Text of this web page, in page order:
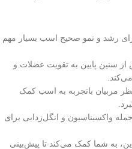
رشد و نمو صحیح اسب بسیار مهم
پایین به تقویت عضلات و
مربیان باتجربه به اسب کمک
واکسیناسیون و انگل‌زدایی برای
به شما کمک می‌کند تا پیش‌بینی